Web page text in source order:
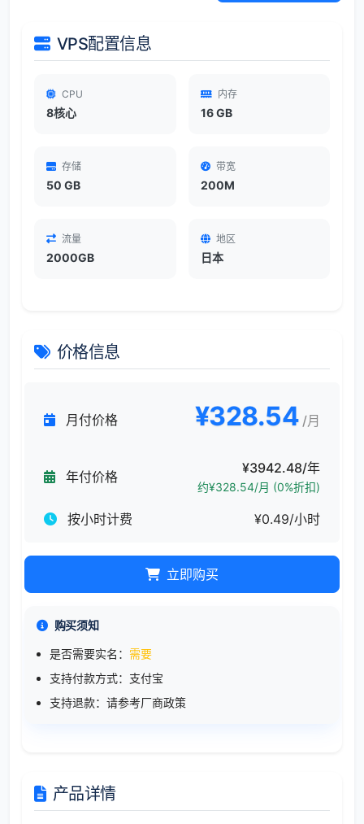
VPS配置信息
CPU
8核心
内存
16 GB
存储
50 GB
带宽
200M
流量
2000GB
地区
日本
价格信息
月付价格 ¥328.54 /月
年付价格
¥3942.48/年
约¥328.54/月 (0%折扣)
按小时计费 ¥0.49/小时
立即购买
购买须知
是否需要实名： 需要
支持付款方式：支付宝
支持退款：请参考厂商政策
产品详情